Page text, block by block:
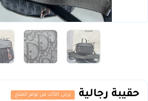
حقيبة رجالية يرجى التأكد من توفر المنتج